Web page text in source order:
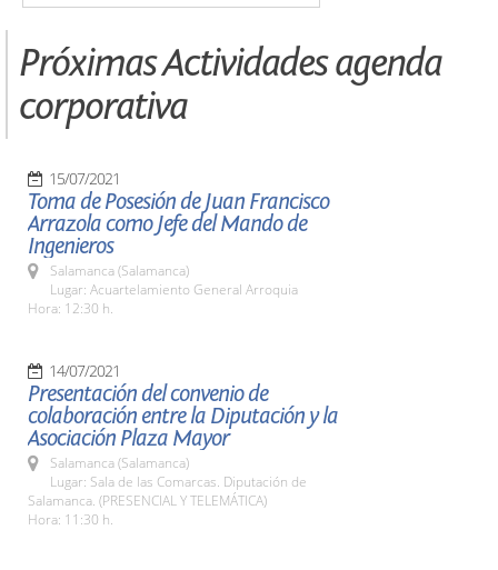
Próximas Actividades agenda
corporativa
15/07/2021
Toma de Posesión de Juan Francisco
Arrazola como Jefe del Mando de
Ingenieros
Salamanca (Salamanca)
Lugar: Acuartelamiento General Arroquia
Hora: 12:30 h.
14/07/2021
Presentación del convenio de
colaboración entre la Diputación y la
Asociación Plaza Mayor
Salamanca (Salamanca)
Lugar: Sala de las Comarcas. Diputación de
Salamanca. (PRESENCIAL Y TELEMÁTICA)
Hora: 11:30 h.